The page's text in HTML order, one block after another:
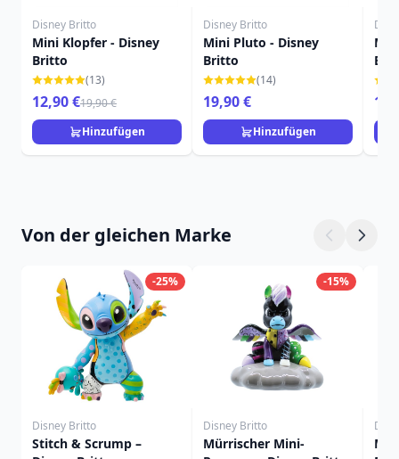
Disney Britto
Mini Klopfer - Disney
Britto
(13)
12,90 €19,90 €
Hinzufügen
Disney Britto
Mini Pluto - Disney
Britto
(14)
19,90 €
Hinzufügen
Von der gleichen Marke
-25%
Disney Britto
Stitch & Scrump –
-15%
Disney Britto
Mürrischer Mini-